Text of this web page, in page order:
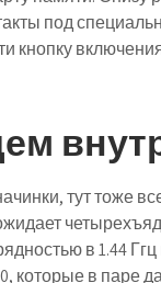
под
кнопку
тут тоже
в 1.44
которые в паре